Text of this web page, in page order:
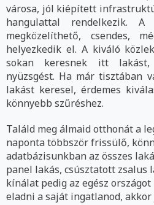
városa, jól kiépített
hangulattal rendelkezik.
megközelíthető, csendes,
helyezkedik el. A kiváló
sokan keresnek itt
nyüzsgést. Ha már tisztában
lakást keresel, érdemes
könnyebb szűréshez.
Találd meg álmaid otthonát a
naponta többször frissülő,
adatbázisunkban az összes
panel lakás, csúsztatott zsalus
kínálat pedig az egész
eladni a saját ingatlanod, akkor